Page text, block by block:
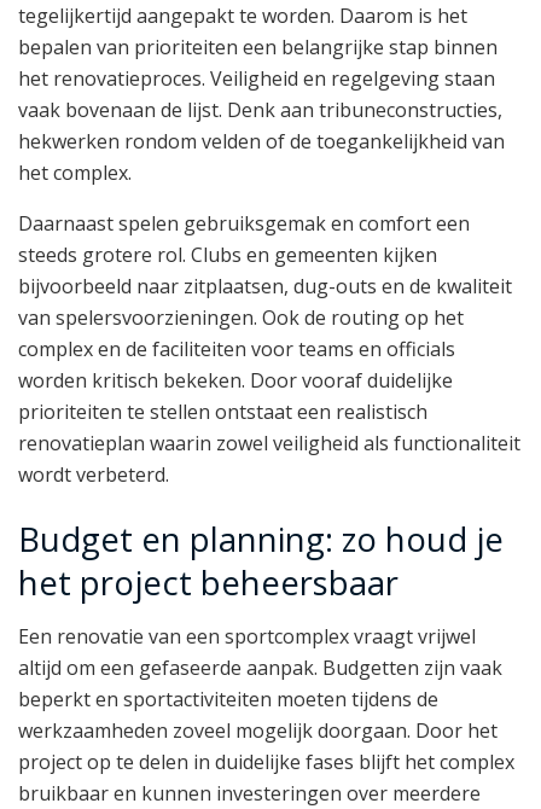
tegelijkertijd aangepakt te worden. Daarom is het
bepalen van prioriteiten een belangrijke stap binnen
het renovatieproces. Veiligheid en regelgeving staan
vaak bovenaan de lijst. Denk aan tribuneconstructies,
hekwerken rondom velden of de toegankelijkheid van
het complex.
Daarnaast spelen gebruiksgemak en comfort een
steeds grotere rol. Clubs en gemeenten kijken
bijvoorbeeld naar zitplaatsen, dug-outs en de kwaliteit
van spelersvoorzieningen. Ook de routing op het
complex en de faciliteiten voor teams en officials
worden kritisch bekeken. Door vooraf duidelijke
prioriteiten te stellen ontstaat een realistisch
renovatieplan waarin zowel veiligheid als functionaliteit
wordt verbeterd.
Budget en planning: zo houd je
het project beheersbaar
Een renovatie van een sportcomplex vraagt vrijwel
altijd om een gefaseerde aanpak. Budgetten zijn vaak
beperkt en sportactiviteiten moeten tijdens de
werkzaamheden zoveel mogelijk doorgaan. Door het
project op te delen in duidelijke fases blijft het complex
bruikbaar en kunnen investeringen over meerdere